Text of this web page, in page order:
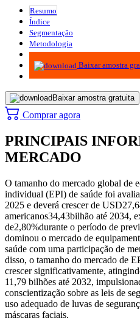
Resumo
Índice
Segmentação
Metodologia
Infográficos
Baixar amostra
Baixar amostra gratuita
Comprar agora
PRINCIPAIS
MERCADO
O tamanho do mercado global de
individual (EPI) de saúde foi
2025 e deverá crescer de USD
americanos34,43bilhão até 2034,
de2,80%durante o período de
dominou o mercado de
saúde com uma participação de
disso, o tamanho do mercado de
crescer significativamente,
11,79 bilhões até 2032,
conscientização sobre as leis de
uso adequado de luvas de
máscaras faciais.